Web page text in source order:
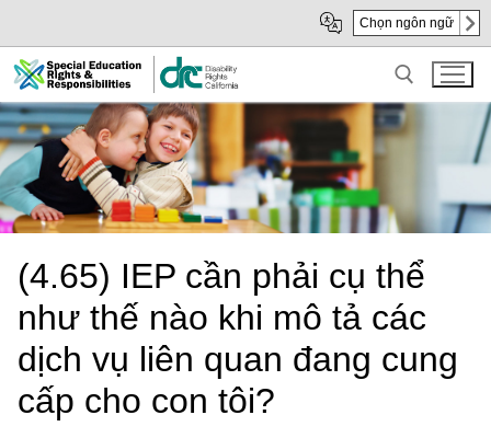
Main
Content
sub
navigation
Chọn ngôn ngữ
Search for:
(4.65) IEP cần phải cụ thể
như thế nào khi mô tả các
dịch vụ liên quan đang cung
cấp cho con tôi?